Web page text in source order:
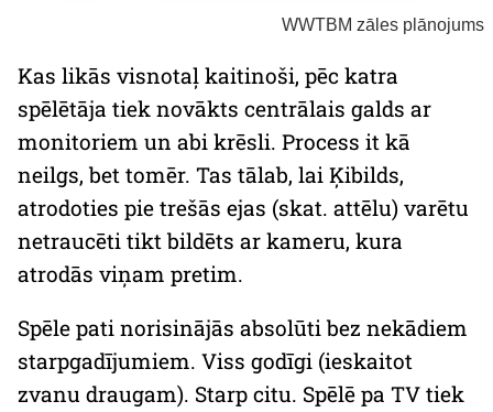
WWTBM zāles plānojums
Kas likās visnotaļ kaitinoši, pēc katra
spēlētāja tiek novākts centrālais galds ar
monitoriem un abi krēsli. Process it kā
neilgs, bet tomēr. Tas tālab, lai Ķibilds,
atrodoties pie trešās ejas (skat. attēlu) varētu
netraucēti tikt bildēts ar kameru, kura
atrodās viņam pretim.
Spēle pati norisinājās absolūti bez nekādiem
starpgadījumiem. Viss godīgi (ieskaitot
zvanu draugam). Starp citu. Spēlē pa TV tiek